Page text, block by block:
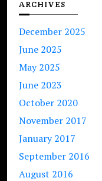
ARCHIVES
December 2025
June 2025
May 2025
June 2023
October 2020
November 2017
January 2017
September 2016
August 2016